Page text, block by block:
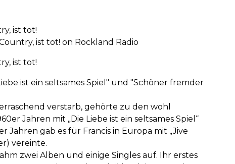
ist tot!
ist tot! on Rockland Radio
ist tot!
ist ein seltsames Spiel" und "Schöner fremder
verstarb, gehörte zu den wohl
Jahren mit „Die Liebe ist ein seltsames Spiel“
Jahren gab es für Francis in Europa mit „Jive
vereinte.
zwei Alben und einige Singles auf. Ihr erstes